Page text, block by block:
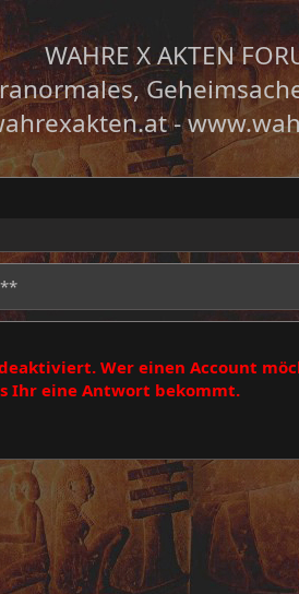
WAHRE X AKTEN
-
Wer einen Account
Ihr eine Antwort bekommt.